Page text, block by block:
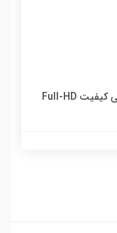
ويدئو وال HDMI با 8 ورودي و 16 خروجي کيفيت Full-HD